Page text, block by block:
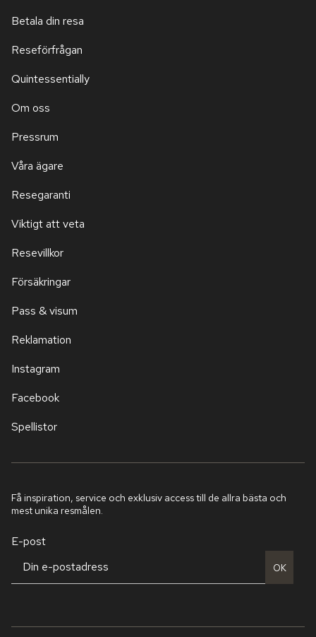
Betala din resa
Reseförfrågan
Quintessentially
Om oss
Pressrum
Våra ägare
Resegaranti
Viktigt att veta
Resevillkor
Försäkringar
Pass & visum
Reklamation
Instagram
Facebook
Spellistor
Få inspiration, service och exklusiv access till de allra bästa och
mest unika resmålen.
E-post
OK